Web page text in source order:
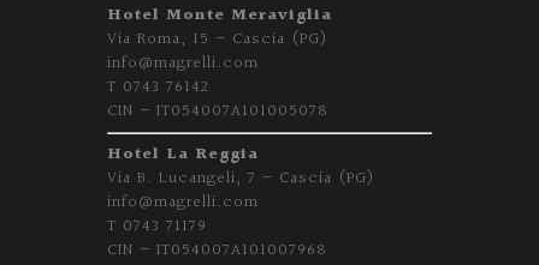
Hotel Monte Meraviglia
Via Roma, 15 – Cascia (PG)
info@magrelli.com
T 0743 76142
CIN – IT054007A101005078
Hotel La Reggia
Via B. Lucangeli, 7 – Cascia (PG)
info@magrelli.com
T 0743 71179
CIN – IT054007A101007968